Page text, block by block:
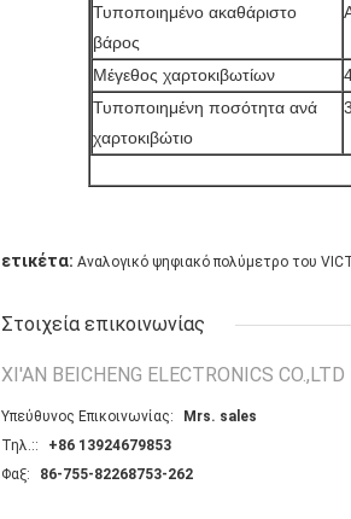
Τυποποιημένο ακαθάριστο
βάρος
Μέγεθος χαρτοκιβωτίων
Τυποποιημένη ποσότητα ανά
χαρτοκιβώτιο
ετικέτα: Αναλογικό ψηφιακό πολύμετρο του
Στοιχεία επικοινωνίας
XI'AN BEICHENG ELECTRONICS CO.,LTD
Υπεύθυνος Επικοινωνίας:
Mrs. sales
Τηλ.::
+86 13924679853
Φαξ:
86-755-82268753-262